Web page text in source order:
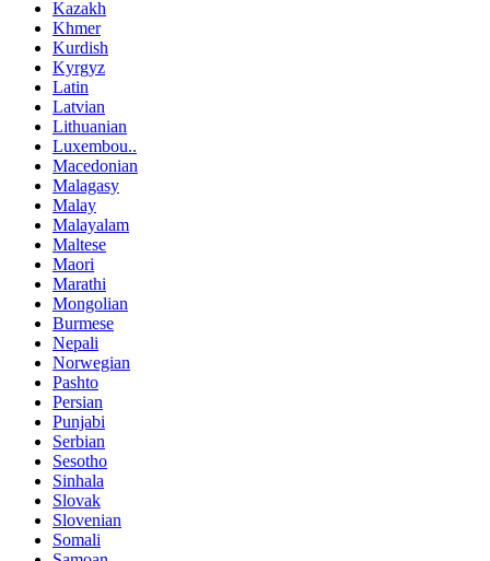
Kazakh
Khmer
Kurdish
Kyrgyz
Latin
Latvian
Lithuanian
Luxembou..
Macedonian
Malagasy
Malay
Malayalam
Maltese
Maori
Marathi
Mongolian
Burmese
Nepali
Norwegian
Pashto
Persian
Punjabi
Serbian
Sesotho
Sinhala
Slovak
Slovenian
Somali